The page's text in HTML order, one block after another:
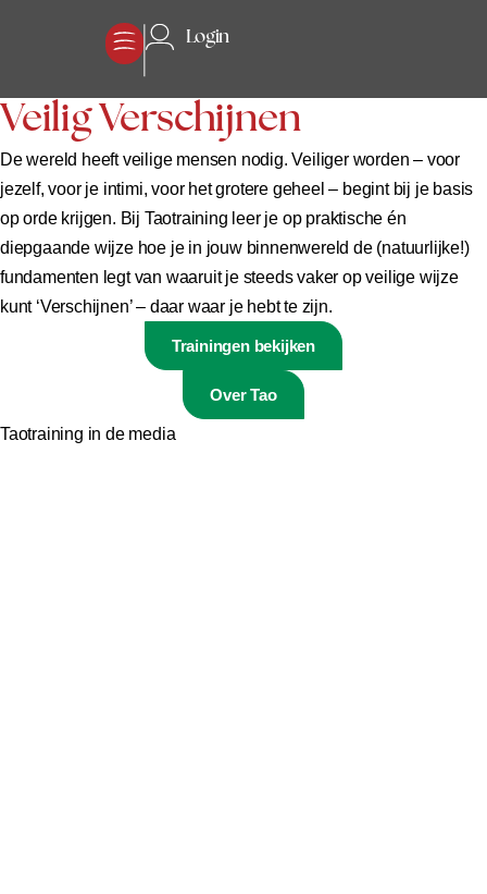
Login
Veilig Verschijnen
De wereld heeft veilige mensen nodig. Veiliger worden – voor
jezelf, voor je intimi, voor het grotere geheel – begint bij je basis
op orde krijgen. Bij Taotraining leer je op praktische én
diepgaande wijze hoe je in jouw binnenwereld de (natuurlijke!)
fundamenten legt van waaruit je steeds vaker op veilige wijze
kunt ‘Verschijnen’ – daar waar je hebt te zijn.
Trainingen bekijken
Over Tao
Taotraining in de media